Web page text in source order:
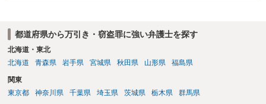
都道府県から万引き・窃盗罪に強い弁護士を探す
北海道・東北
北海道
青森県 岩手県 宮城県 秋田県 山形県 福島県
関東
東京都
神奈川県 千葉県 埼玉県 茨城県 栃木県 群馬県